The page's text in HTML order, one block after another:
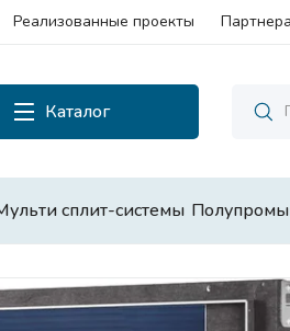
Реализованные проекты
Каталог
сплит-системы
Смотреть все